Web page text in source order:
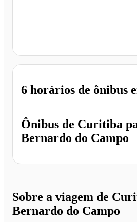
Ônibus de Curitiba
Bernardo do Campo
6 horários de ônibus
Sobre a viagem de
Bernardo do Campo